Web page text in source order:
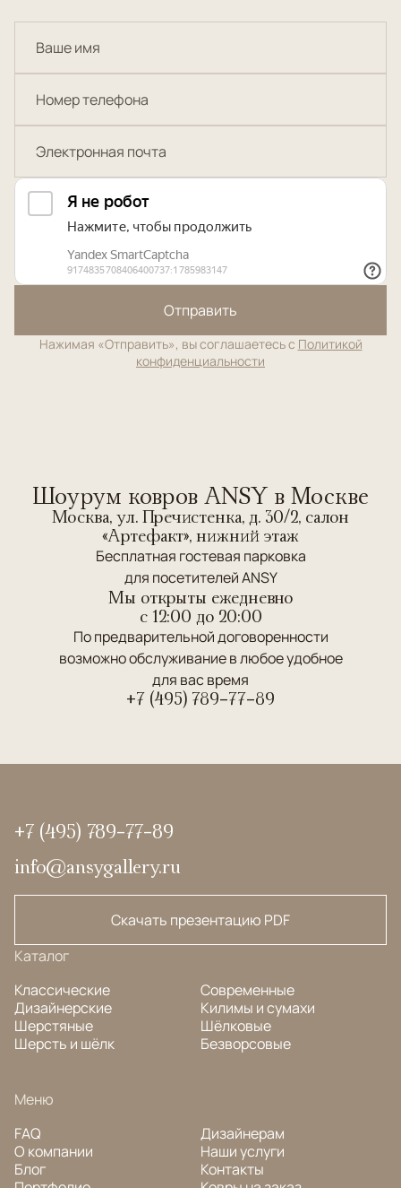
Отправить
Нажимая «Отправить», вы соглашаетесь с Политикой
конфиденциальности
Шоурум ковров ANSY в Москве
Москва, ул. Пречистенка, д. 30/2, салон
«Артефакт», нижний этаж
Бесплатная гостевая парковка
для посетителей ANSY
Мы открыты ежедневно
c 12:00 до 20:00
По предварительной договоренности
возможно обслуживание в любое удобное
для вас время
+7 (495) 789-77-89
+7 (495) 789-77-89
info@ansygallery.ru
Скачать презентацию PDF
Каталог
Классические
Дизайнерские
Шерстяные
Шерсть и шёлк
Современные
Килимы и сумахи
Шёлковые
Безворсовые
Меню
FAQ
О компании
Блог
Дизайнерам
Наши услуги
Контакты